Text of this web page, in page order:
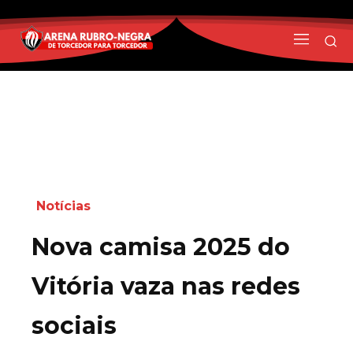
Notícias
Nova camisa 2025 do
Vitória vaza nas redes
sociais